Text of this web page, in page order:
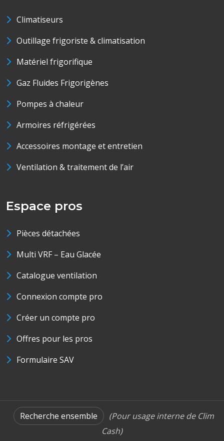
Climatiseurs
Outillage frigoriste & climatisation
Matériel frigorifique
Gaz Fluides Frigorigènes
Pompes à chaleur
Armoires réfrigérées
Accessoires montage et entretien
Ventilation & traitement de l’air
Espace pros
Pièces détachées
Multi VRF – Eau Glacée
Catalogue ventilation
Connexion compte pro
Créer un compte pro
Offres pour les pros
Formulaire SAV
Recherche ensemble
(Pour usage interne de Clim
Cash)